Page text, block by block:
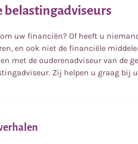
uw financiën? Of heeft u
en ook niet de financiële
met de ouderenadviseur van de
Zij helpen u graag bij